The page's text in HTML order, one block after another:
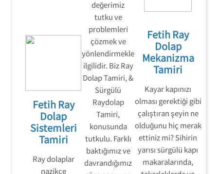
Fetih Ray
Dolap
Sistemleri
Tamiri
Ray dolaplar
nazikçe
değerimiz
tutku ve
problemleri
çözmek ve
yönlendirmekle
ilgilidir. Biz Ray
Dolap Tamiri, &
Sürgülü
Raydolap
Tamiri,
konusunda
tutkulu. Farklı
baktığımız ve
davrandığımız
Fetih Ray
Dolap
Mekanizma
Tamiri
Kayar kapınızı
olması gerektiği gibi
çalıştıran şeyin ne
olduğunu hiç merak
ettiniz mi? Sihirin
yarısı sürgülü kapı
makaralarında,